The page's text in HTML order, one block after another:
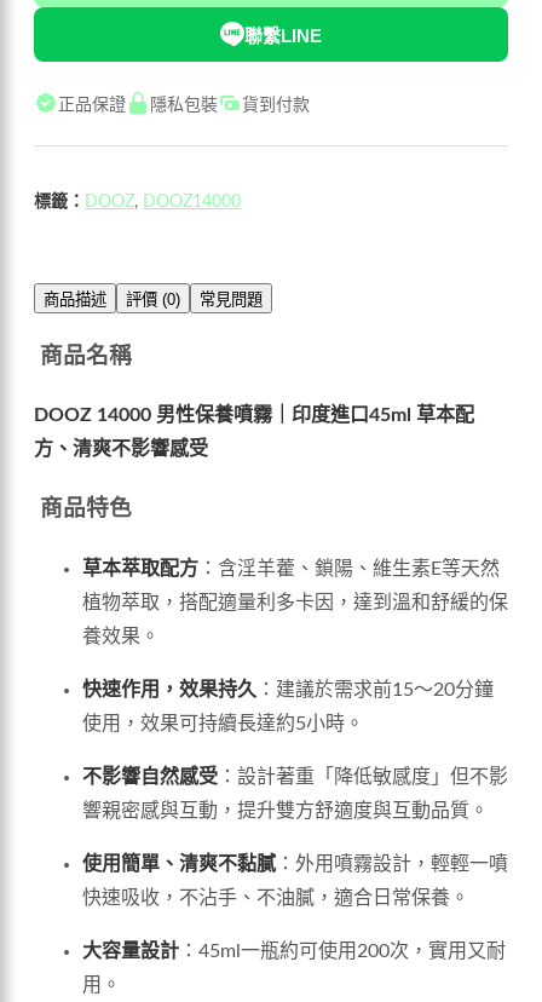
聯繫LINE
正品保證 隱私包裝 貨到付款
標籤： DOOZ, DOOZ14000
商品描述 評價 (0) 常見問題
商品名稱
DOOZ 14000 男性保養噴霧｜印度進口45ml 草本配
方、清爽不影響感受
商品特色
草本萃取配方 ：含淫羊藿、鎖陽、維生素E等天然
植物萃取，搭配適量利多卡因，達到溫和舒緩的保
養效果。
快速作用，效果持久 ：建議於需求前15～20分鐘
使用，效果可持續長達約5小時。
不影響自然感受 ：設計著重「降低敏感度」但不影
響親密感與互動，提升雙方舒適度與互動品質。
使用簡單、清爽不黏膩：外用噴霧設計，輕輕一噴
快速吸收，不沾手、不油膩，適合日常保養。
大容量設計 ：45ml一瓶約可使用200次，實用又耐
用。